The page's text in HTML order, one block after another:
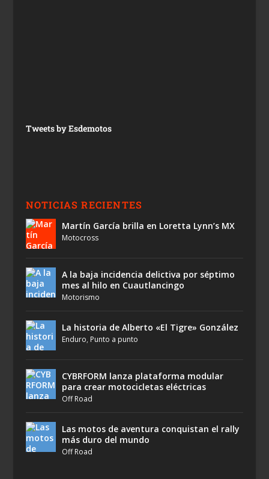
Tweets by Esdemotos
NOTICIAS RECIENTES
Martín García brilla en Loretta Lynn’s MX
Motocross
A la baja incidencia delictiva por séptimo
mes al hilo en Cuautlancingo
Motorismo
La historia de Alberto «El Tigre» González
Enduro, Punto a punto
CYBRFORM lanza plataforma modular
para crear motocicletas eléctricas
Off Road
Las motos de aventura conquistan el rally
más duro del mundo
Off Road